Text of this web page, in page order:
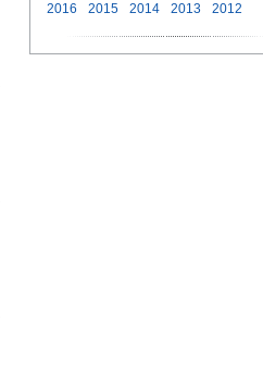
2016
2015 2014 2013 2012